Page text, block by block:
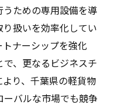
ための専用設備を導
扱いを効率化してい
ナーシップを強化
、更なるビジネスチ
り、千葉県の軽貨物
バルな市場でも競争